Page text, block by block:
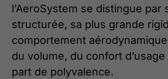
l’AeroSystem se distingue par
structurée, sa plus grande
comportement
du volume, du confort
part de polyvalence.